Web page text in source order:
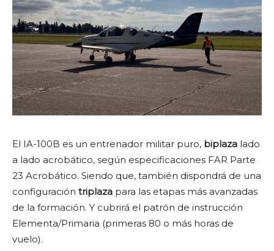
El IA-100B es un entrenador militar puro, biplaza lado
a lado acrobático, según especificaciones FAR Parte
23 Acrobático. Siendo que, también dispondrá de una
configuración triplaza para las etapas más avanzadas
de la formación. Y cubrirá el patrón de instrucción
Elementa/Primaria (primeras 80 o más horas de
vuelo).